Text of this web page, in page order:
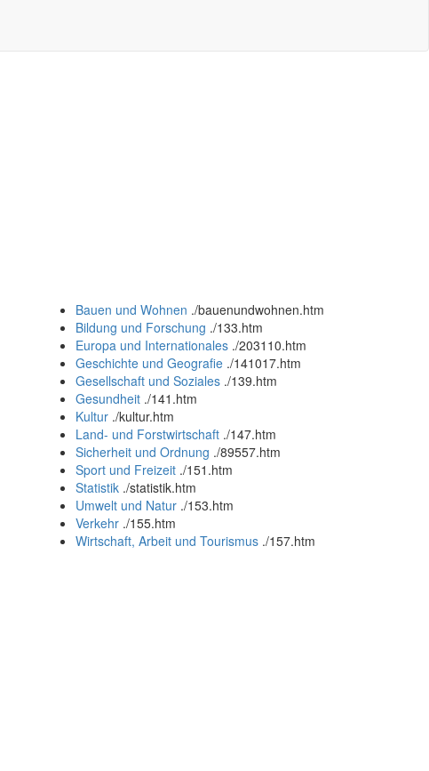
Bauen und Wohnen ./bauenundwohnen.htm
Bildung und Forschung ./133.htm
Europa und Internationales ./203110.htm
Geschichte und Geografie ./141017.htm
Gesellschaft und Soziales ./139.htm
Gesundheit ./141.htm
Kultur ./kultur.htm
Land- und Forstwirtschaft ./147.htm
Sicherheit und Ordnung ./89557.htm
Sport und Freizeit ./151.htm
Statistik ./statistik.htm
Umwelt und Natur ./153.htm
Verkehr ./155.htm
Wirtschaft, Arbeit und Tourismus ./157.htm